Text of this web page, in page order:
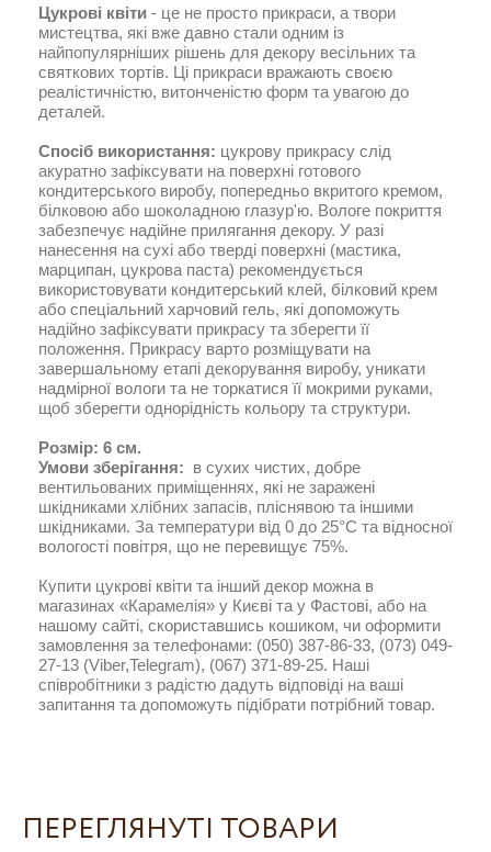
Цукрові квіти - це не просто прикраси, а твори
мистецтва, які вже давно стали одним із
найпопулярніших рішень для декору весільних та
святкових тортів. Ці прикраси вражають своєю
реалістичністю, витонченістю форм та увагою до
деталей.
Спосіб використання: цукрову прикрасу слід
акуратно зафіксувати на поверхні готового
кондитерського виробу, попередньо вкритого кремом,
білковою або шоколадною глазур'ю. Вологе покриття
забезпечує надійне прилягання декору. У разі
нанесення на сухі або тверді поверхні (мастика,
марципан, цукрова паста) рекомендується
використовувати кондитерський клей, білковий крем
або спеціальний харчовий гель, які допоможуть
надійно зафіксувати прикрасу та зберегти її
положення. Прикрасу варто розміщувати на
завершальному етапі декорування виробу, уникати
надмірної вологи та не торкатися її мокрими руками,
щоб зберегти однорідність кольору та структури.
Розмір: 6 см.
Умови зберігання: в сухих чистих, добре
вентильованих приміщеннях, які не заражені
шкідниками хлібних запасів, пліснявою та іншими
шкідниками. За температури від 0 до 25°С та відносної
вологості повітря, що не перевищує 75%.
Купити цукрові квіти та інший декор можна в
магазинах «Карамелія» у Києві та у Фастові, або на
нашому сайті, скориставшись кошиком, чи оформити
замовлення за телефонами: (050) 387-86-33, (073) 049-
27-13 (Viber,Telegram), (067) 371-89-25. Наші
співробітники з радістю дадуть відповіді на ваші
запитання та допоможуть підібрати потрібний товар.
ПЕРЕГЛЯНУТІ ТОВАРИ